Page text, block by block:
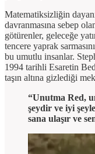
Matematiksizliğin
davranmasına sebep
götürenler, geleceğe
tencere yaprak
bu umutlu insanlar.
1994 tarihli Esaretin
taşın altına gizlediği
“Unutma Red,
şeydir ve iyi
sana ulaşır ve